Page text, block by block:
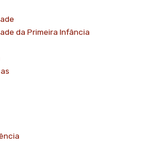
da Primeira Infância